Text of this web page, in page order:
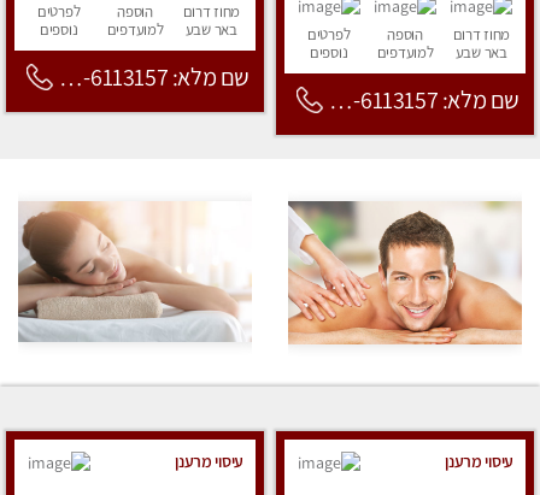
מחוז דרום
באר שבע
הוספה
למועדפים
לפרטים
נוספים
שם מלא: 053-6113157
מחוז דרום
באר שבע
הוספה
למועדפים
לפרטים
נוספים
שם מלא: 053-6113157
עיסוי מרענן
עיסוי מרענן